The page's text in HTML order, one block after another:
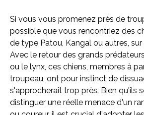
Si vous vous promenez près de
possible que vous rencontriez des
de type Patou, Kangal ou autres, sur
Avec le retour des grands
ou le lynx, ces chiens, membres à
troupeau, ont pour instinct de
s'approcherait trop près. Bien qu'ils
distinguer une réelle menace d'un